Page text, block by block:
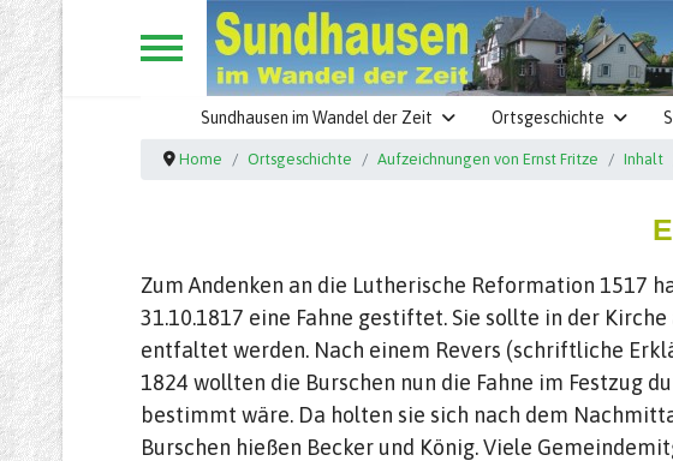
Sundhausen im Wandel der Zeit Ortsgeschichte
Home Ortsgeschichte Aufzeichnungen von Ernst Fritze Inhalt
Zum Andenken an die Lutherische Reformation 1517
31.10.1817 eine Fahne gestiftet. Sie sollte in der
entfaltet werden. Nach einem Revers (schriftliche
1824 wollten die Burschen nun die Fahne im Festzug
bestimmt wäre. Da holten sie sich nach dem
Burschen hießen Becker und König. Viele